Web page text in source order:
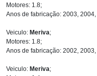
Motores: 1.8;
Anos de fabricação: 2003,
Veiculo: Meriva;
Motores: 1.8;
Anos de fabricação: 2002,
Veiculo: Meriva;